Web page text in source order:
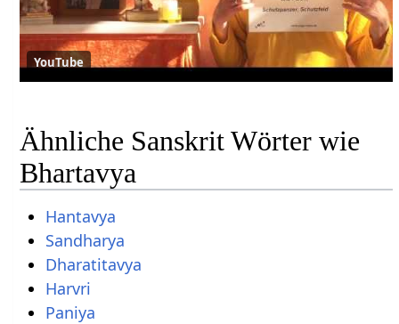
YouTube
Ähnliche Sanskrit Wörter wie
Bhartavya
Hantavya
Sandharya
Dharatitavya
Harvri
Paniya